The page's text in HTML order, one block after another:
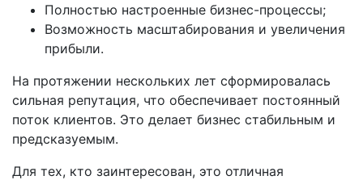
Полностью настроенные бизнес-процессы;
Возможность масштабирования и увеличения
прибыли.
На протяжении нескольких лет сформировалась
сильная репутация, что обеспечивает постоянный
поток клиентов. Это делает бизнес стабильным и
предсказуемым.
Для тех, кто заинтересован, это отличная